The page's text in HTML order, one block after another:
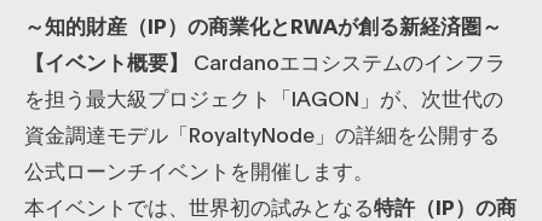
～知的財産（IP）の商業化とRWAが創る新経済圏～
【イベント概要】
Cardanoエコシステムのインフラ
を担う最大級プロジェクト「IAGON」が、次世代の
資金調達モデル「RoyaltyNode」の詳細を公開する
公式ローンチイベントを開催します。
​本イベントでは、世界初の試みとなる特許（IP）の商